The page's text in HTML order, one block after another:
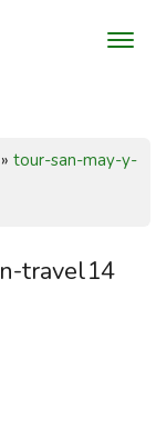
» tour-san-may-y-
travel14